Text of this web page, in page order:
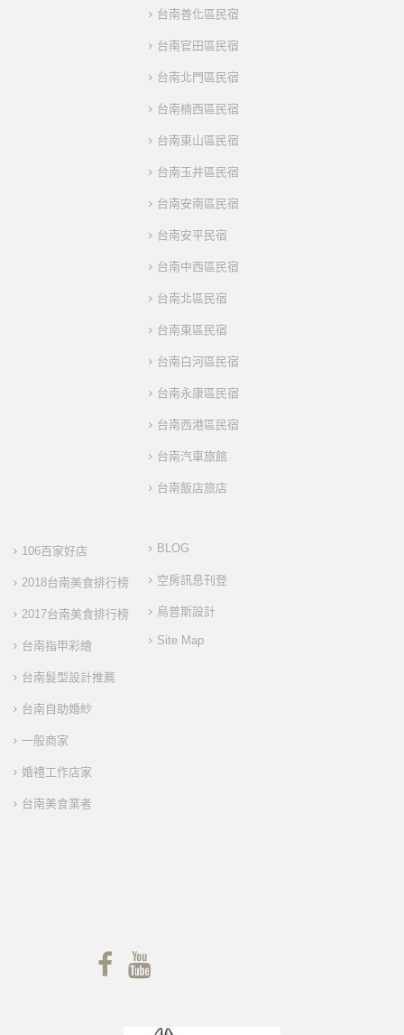
台南善化區民宿
台南官田區民宿
台南北門區民宿
台南楠西區民宿
台南東山區民宿
台南玉井區民宿
台南安南區民宿
台南安平民宿
台南中西區民宿
台南北區民宿
台南東區民宿
台南白河區民宿
台南永康區民宿
台南西港區民宿
台南汽車旅館
台南飯店旅店
106百家好店
2018台南美食排行榜
2017台南美食排行榜
台南指甲彩繪
台南髮型設計推薦
台南自助婚紗
一般商家
婚禮工作店家
台南美食業者
BLOG
空房訊息刊登
烏普斯設計
Site Map